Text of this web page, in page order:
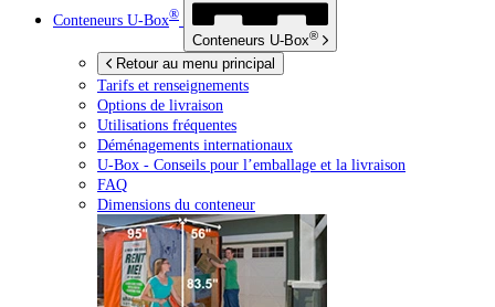
Conteneurs U-Box®
Conteneurs U-Box®
Retour au menu principal
Tarifs et renseignements
Options de livraison
Utilisations fréquentes
Déménagements internationaux
U-Box - Conseils pour l’emballage et la livraison
FAQ
Dimensions du conteneur